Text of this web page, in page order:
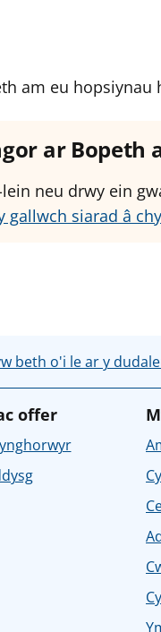
am eu hopsiynau
ar Bopeth
neu drwy ein
gallwch siarad â
beth o'i le ar y
offer